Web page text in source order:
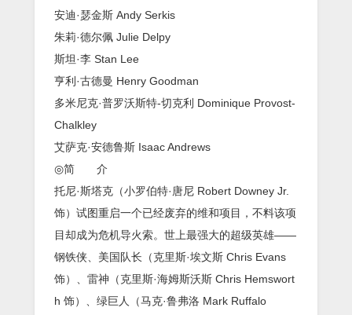
安迪·瑟金斯 Andy Serkis
朱莉·德尔佩 Julie Delpy
斯坦·李 Stan Lee
亨利·古德曼 Henry Goodman
多米尼克·普罗沃斯特-切克利 Dominique Provost-
Chalkley
艾萨克·安德鲁斯 Isaac Andrews
◎简 介
托尼·斯塔克（小罗伯特·唐尼 Robert Downey Jr.
饰）试图重启一个已经废弃的维和项目，不料该项
目却成为危机导火索。世上最强大的超级英雄——
钢铁侠、美国队长（克里斯·埃文斯 Chris Evans
饰）、雷神（克里斯·海姆斯沃斯 Chris Hemswort
h 饰）、绿巨人（马克·鲁弗洛 Mark Ruffalo